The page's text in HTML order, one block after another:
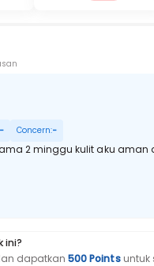
Concern:-
2 minggu kulit aku aman
ini?
dapatkan500 Pointsuntuk